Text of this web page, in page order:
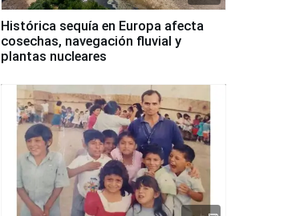
Histórica sequía en Europa afecta
cosechas, navegación fluvial y
plantas nucleares